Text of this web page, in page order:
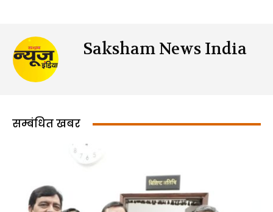
Saksham News India
सम्बंधित खबर